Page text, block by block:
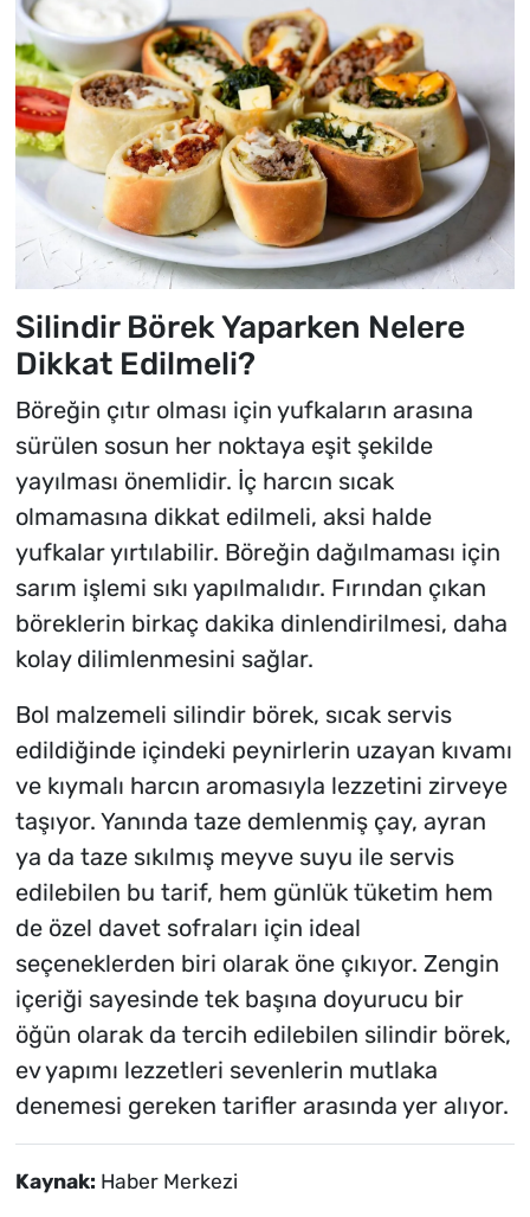
Silindir Börek Yaparken Nelere
Dikkat Edilmeli?
Böreğin çıtır olması için yufkaların arasına
sürülen sosun her noktaya eşit şekilde
yayılması önemlidir. İç harcın sıcak
olmamasına dikkat edilmeli, aksi halde
yufkalar yırtılabilir. Böreğin dağılmaması için
sarım işlemi sıkı yapılmalıdır. Fırından çıkan
böreklerin birkaç dakika dinlendirilmesi, daha
kolay dilimlenmesini sağlar.
Bol malzemeli silindir börek, sıcak servis
edildiğinde içindeki peynirlerin uzayan kıvamı
ve kıymalı harcın aromasıyla lezzetini zirveye
taşıyor. Yanında taze demlenmiş çay, ayran
ya da taze sıkılmış meyve suyu ile servis
edilebilen bu tarif, hem günlük tüketim hem
de özel davet sofraları için ideal
seçeneklerden biri olarak öne çıkıyor. Zengin
içeriği sayesinde tek başına doyurucu bir
öğün olarak da tercih edilebilen silindir börek,
ev yapımı lezzetleri sevenlerin mutlaka
denemesi gereken tarifler arasında yer alıyor.
Kaynak: Haber Merkezi